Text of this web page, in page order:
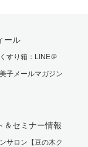
ール
すり箱：LINE＠
子メールマガジン
＆セミナー情報
サロン【豆の木ク